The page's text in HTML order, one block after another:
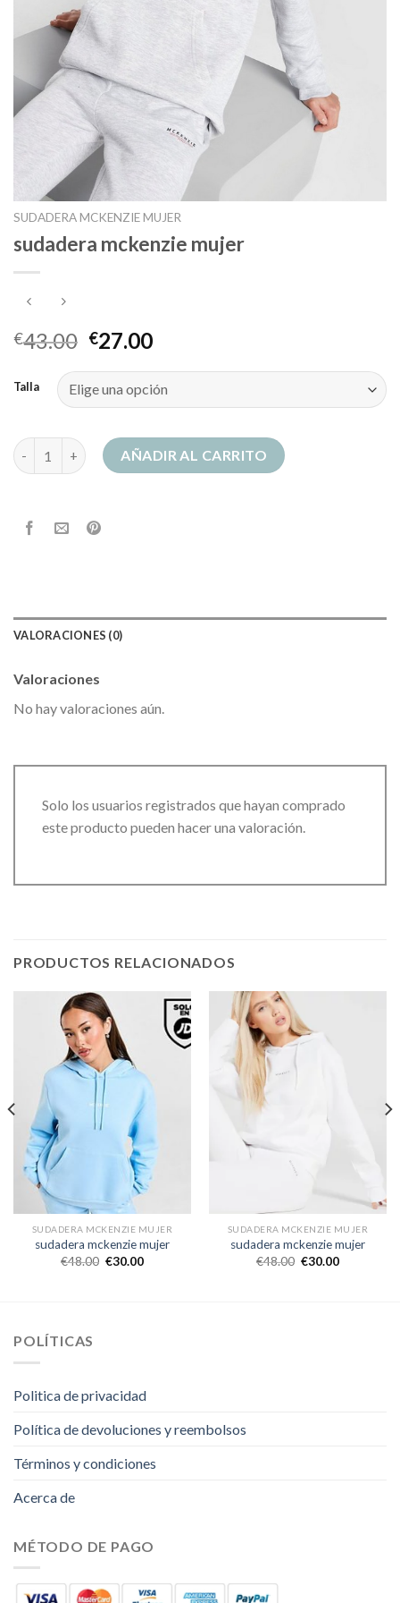
SUDADERA MCKENZIE MUJER
sudadera mckenzie mujer
€43.00 €27.00
Talla
sudadera mckenzie mujer cantidad
AÑADIR AL CARRITO
VALORACIONES (0)
Valoraciones
No hay valoraciones aún.
Solo los usuarios registrados que hayan comprado
este producto pueden hacer una valoración.
PRODUCTOS RELACIONADOS
SUDADERA MCKENZIE MUJER
sudadera mckenzie mujer
€48.00 €30.00
SUDADERA MCKENZIE MUJER
sudadera mckenzie mujer
€48.00 €30.00
POLÍTICAS
Politica de privacidad
Política de devoluciones y reembolsos
Términos y condiciones
Acerca de
MÉTODO DE PAGO